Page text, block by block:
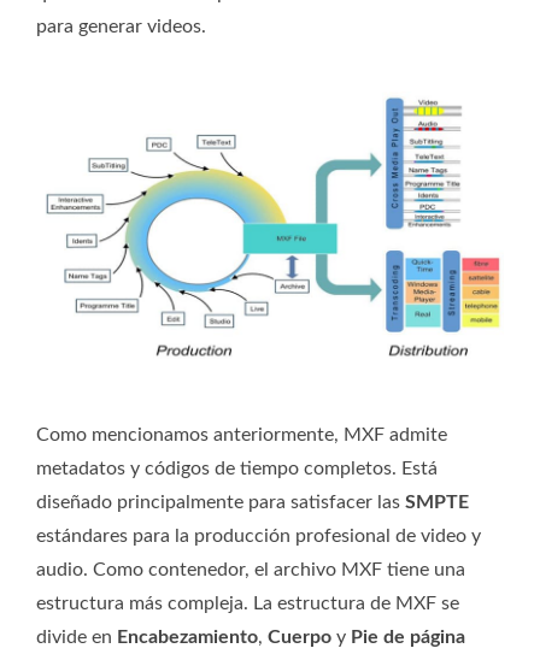
para generar videos.
Como mencionamos anteriormente, MXF admite
metadatos y códigos de tiempo completos. Está
diseñado principalmente para satisfacer las SMPTE
estándares para la producción profesional de video y
audio. Como contenedor, el archivo MXF tiene una
estructura más compleja. La estructura de MXF se
divide en Encabezamiento, Cuerpo y Pie de página